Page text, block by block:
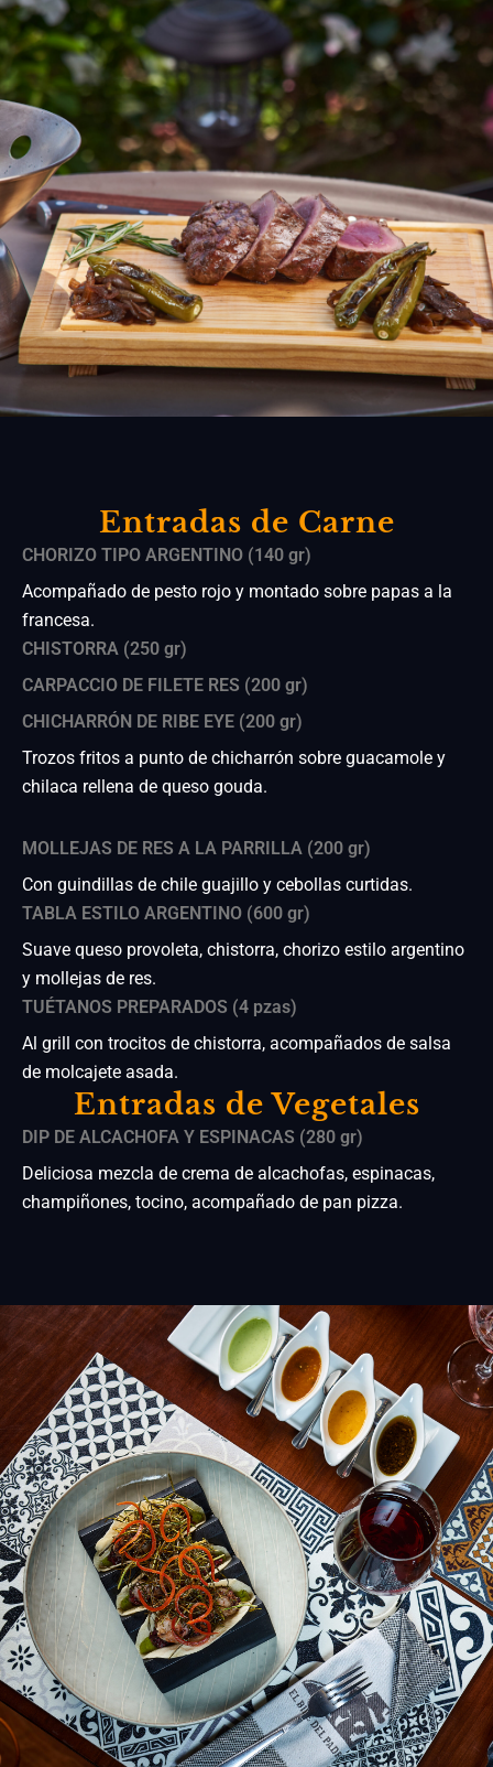
Entradas de Carne
CHORIZO TIPO ARGENTINO (140 gr)
Acompañado de pesto rojo y montado sobre papas a la
francesa.
CHISTORRA (250 gr)
CARPACCIO DE FILETE RES (200 gr)
CHICHARRÓN DE RIBE EYE (200 gr)
Trozos fritos a punto de chicharrón sobre guacamole y
chilaca rellena de queso gouda.
MOLLEJAS DE RES A LA PARRILLA (200 gr)
Con guindillas de chile guajillo y cebollas curtidas.
TABLA ESTILO ARGENTINO (600 gr)
Suave queso provoleta, chistorra, chorizo estilo argentino
y mollejas de res.
TUÉTANOS PREPARADOS (4 pzas)
Al grill con trocitos de chistorra, acompañados de salsa
de molcajete asada.
Entradas de Vegetales
DIP DE ALCACHOFA Y ESPINACAS (280 gr)
Deliciosa mezcla de crema de alcachofas, espinacas,
champiñones, tocino, acompañado de pan pizza.